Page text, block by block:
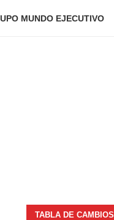
MUNDO EJECUTIVO
TABLA DE CAMBIOS